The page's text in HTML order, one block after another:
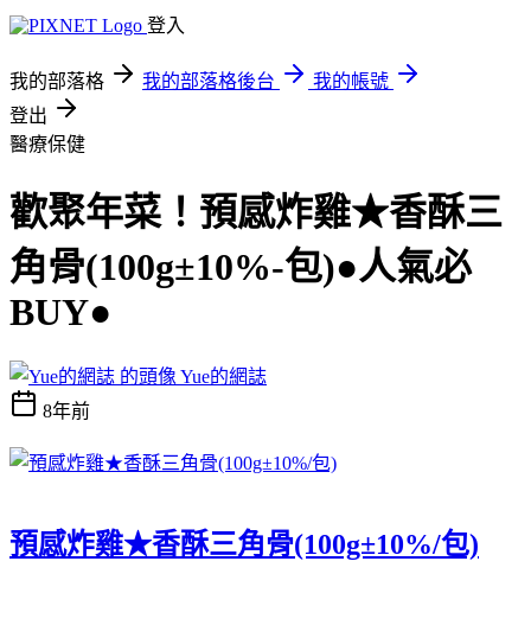
登入
我的部落格 我的部落格後台
我的帳號
登出
醫療保健
歡聚年菜！預感炸雞★香酥三
角骨(100g±10%-包)●人氣必
BUY●
Yue的網誌
8年前
預感炸雞★香酥三角骨(100g±10%/包)